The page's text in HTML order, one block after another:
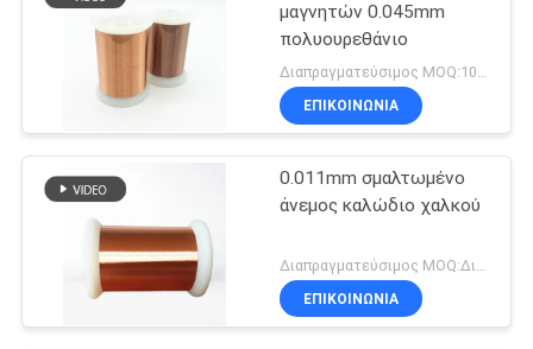
μαγνητών 0.045mm
πολυουρεθάνιο
ΕΠΙΚΟΙΝΩΝΙΑ
0.011mm σμαλτωμένο
άνεμος καλώδιο χαλκού
ΕΠΙΚΟΙΝΩΝΙΑ